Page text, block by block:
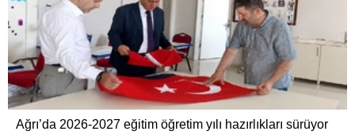
Ağrı’da 2026-2027 eğitim öğretim yılı hazırlıkları sürüyor